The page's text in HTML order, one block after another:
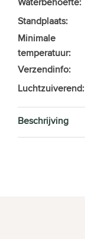
Standplaats:
Minimale
temperatuur:
Verzendinfo:
Luchtzuiverend:
Beschrijving